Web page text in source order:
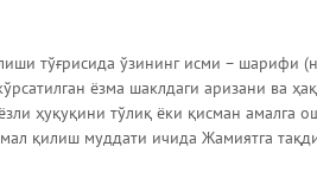
тўғрисида ўзининг исми – шарифи
ёзма шаклдаги аризани ва
ҳуқуқини тўлиқ ёки қисман амалга
қилиш муддати ичида Жамиятга